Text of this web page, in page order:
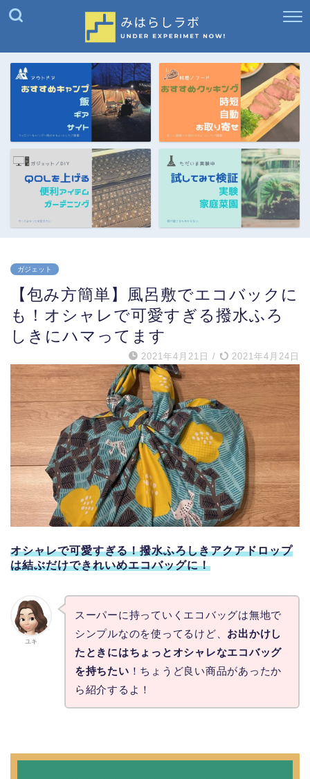
ガジェット
【包み方簡単】風呂敷でエコバックに
も！オシャレで可愛すぎる撥水ふろ
しきにハマってます
2021年4月21日 / 2021年4月24日
オシャレで可愛すぎる！撥水ふろしきアクアドロップ
は結ぶだけできれいめエコバッグに！
ユキ
スーパーに持っていくエコバッグは無地で
シンプルなのを使ってるけど、 お出かけし
たときにはちょっとオシャレなエコバッグ
を持ちたい ！ちょうど良い商品があったか
ら紹介するよ！